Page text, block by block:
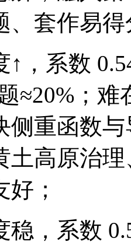
、套作易
↑，系数
≈20%；
侧重函数
土高原治
；
稳，系数